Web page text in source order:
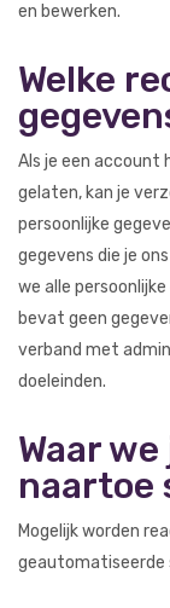
en bewerken.
Welke
Als je een
gelaten, kan je
persoonlijke
gegevens die je
we alle
bevat geen
verband met
doeleinden.
Waar
naartoe
Mogelijk worden
geautomatiseerde